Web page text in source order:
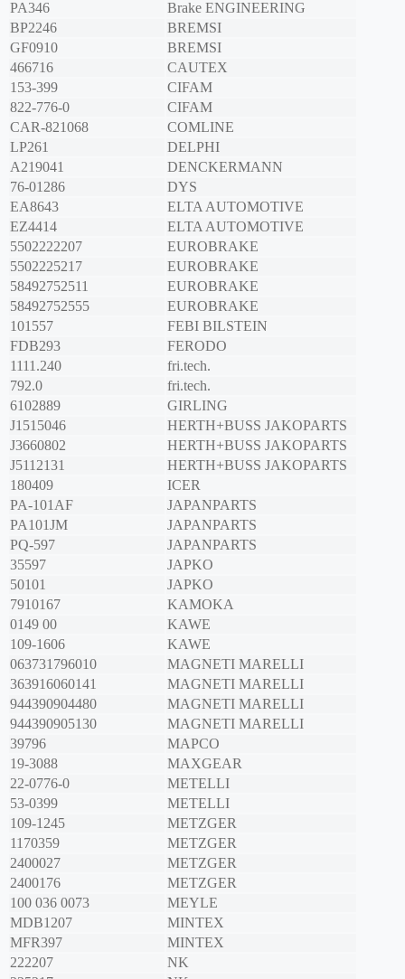
PA346
Brake ENGINEERING
BP2246
BREMSI
GF0910
BREMSI
466716
CAUTEX
153-399
CIFAM
822-776-0
CIFAM
CAR-821068
COMLINE
LP261
DELPHI
A219041
DENCKERMANN
76-01286
DYS
EA8643
ELTA AUTOMOTIVE
EZ4414
ELTA AUTOMOTIVE
5502222207
EUROBRAKE
5502225217
EUROBRAKE
58492752511
EUROBRAKE
58492752555
EUROBRAKE
101557
FEBI BILSTEIN
FDB293
FERODO
1111.240
fri.tech.
792.0
fri.tech.
6102889
GIRLING
J1515046
HERTH+BUSS JAKOPARTS
J3660802
HERTH+BUSS JAKOPARTS
J5112131
HERTH+BUSS JAKOPARTS
180409
ICER
PA-101AF
JAPANPARTS
PA101JM
JAPANPARTS
PQ-597
JAPANPARTS
35597
JAPKO
50101
JAPKO
7910167
KAMOKA
0149 00
KAWE
109-1606
KAWE
063731796010
MAGNETI MARELLI
363916060141
MAGNETI MARELLI
944390904480
MAGNETI MARELLI
944390905130
MAGNETI MARELLI
39796
MAPCO
19-3088
MAXGEAR
22-0776-0
METELLI
53-0399
METELLI
109-1245
METZGER
1170359
METZGER
2400027
METZGER
2400176
METZGER
100 036 0073
MEYLE
MDB1207
MINTEX
MFR397
MINTEX
222207
NK